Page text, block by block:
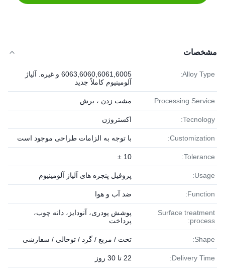
مشخصات
Alloy Type:
6063,6060,6061,6005 و غیره. آلیاژ
آلومینیوم کاملاً جدید
Processing Service: مشت زدن ، برش
Tecnology: اکستروژن
Customization: با توجه به الزامات طراحی موجود است
Tolerance:
10 ±
Usage: پروفیل پنجره های آلیاژ آلومینیوم
Function: ضد آب و هوا
Surface treatment
process:
پوشش پودری، آنودایز، دانه چوب،
پرداخت
Shape: تخت / مربع / گرد / توخالی / سفارشی
Delivery Time: 22 تا 30 روز